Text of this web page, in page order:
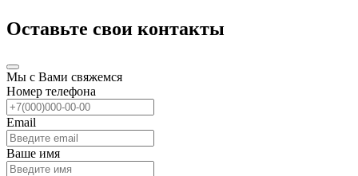
Оставьте свои контакты
Мы с Вами свяжемся
Номер телефона
Email
Ваше имя